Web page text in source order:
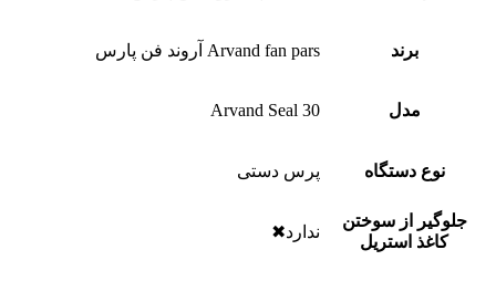
برند Arvand fan pars آروند فن پارس
مدل Arvand Seal 30
نوع دستگاه پرس دستی
جلوگیر از سوختن
کاغذ استریل
ندارد✖